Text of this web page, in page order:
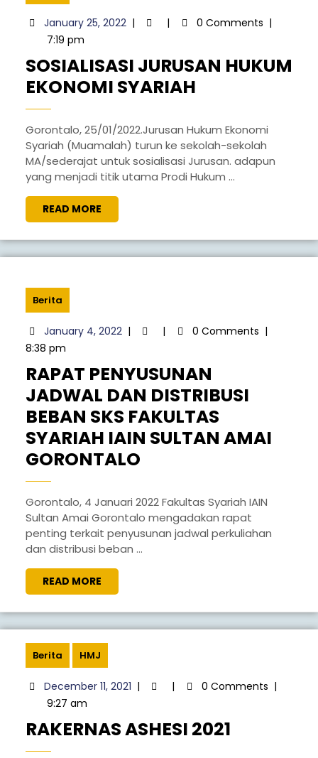
January 25, 2022January
| | 0 Comments |
7:19 pm
SOSIALISASI JURUSAN HUKUM
EKONOMI SYARIAH
HUKUM
EKONOMI
SYARIAH
Gorontalo, 25/01/2022.Jurusan Hukum Ekonomi
Syariah (Muamalah) turun ke sekolah-sekolah
MA/sederajat untuk sosialisasi Jurusan. adapun
yang menjadi titik utama Prodi Hukum ...
READ MORE
MORE
Berita
January 4, 2022January
| | 0 Comments |
8:38 pm
RAPAT PENYUSUNAN
JADWAL DAN DISTRIBUSI
BEBAN SKS FAKULTAS
SYARIAH IAIN SULTAN AMAI
GORONTALO
JADWAL
DAN
DISTRIBUSI
FAKULTAS
SYARIAH
AMAI
Gorontalo, 4 Januari 2022 Fakultas Syariah IAIN
Sultan Amai Gorontalo mengadakan rapat
penting terkait penyusunan jadwal perkuliahan
dan distribusi beban ...
READ MORE
MORE
Berita HMJ
December 11, 2021December
| | 0 Comments |
9:27 am
RAKERNAS ASHESI 2021